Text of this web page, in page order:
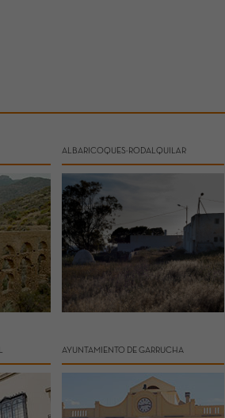
ALBARICOQUES-RODALQUILAR
AYUNTAMIENTO DE GARRUCHA